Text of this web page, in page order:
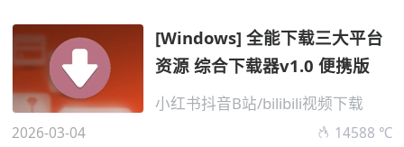
[Windows] 全能下载三大平台
资源 综合下载器v1.0 便携版
小红书抖音B站/bilibili视频下载
2026-03-04 14588 ℃